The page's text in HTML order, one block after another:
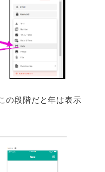
の段階だと年は表示